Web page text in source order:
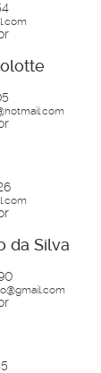
da Silva